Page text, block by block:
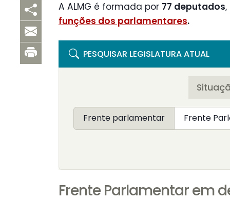
A ALMG é formada por 77 deputados
funções dos parlamentares.
PESQUISAR LEGISLATURA ATUAL
Frente parlamentar
Frente Parlamentar em